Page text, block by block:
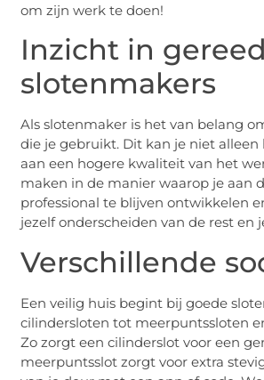
om zijn werk te doen!
Inzicht in
slotenmakers
Als slotenmaker is het van belang
die je gebruikt. Dit kan je niet
aan een hogere kwaliteit van het
maken in de manier waarop je aan
professional te blijven ontwikkelen
jezelf onderscheiden van de rest en
Verschillende
Een veilig huis begint bij goede
cilindersloten tot meerpuntssloten
Zo zorgt een cilinderslot voor een
meerpuntsslot zorgt voor extra